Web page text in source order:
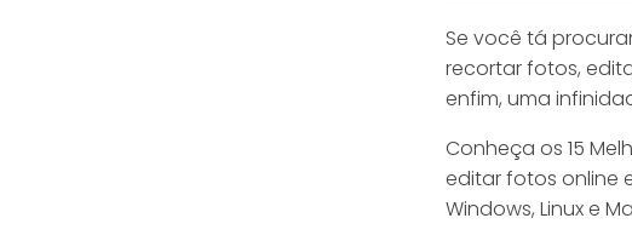
Se você tá
recortar fotos,
enfim, uma
Conheça os 15
editar fotos online
Windows, Linux e